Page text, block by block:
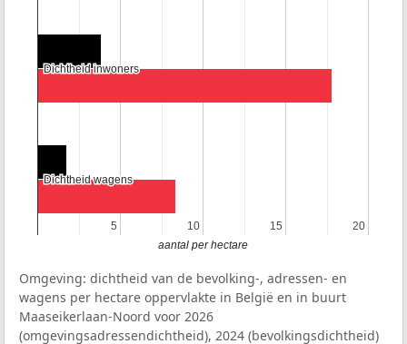
5
5 10
10 15
15 20
20
Dichtheid inwoners
Dichtheid inwoners
Dichtheid wagens
Dichtheid wagens
aantal per hectare
Omgeving: dichtheid van de bevolking-, adressen- en
wagens per hectare oppervlakte in België en in buurt
Maaseikerlaan-Noord voor 2026
(omgevingsadressendichtheid), 2024 (bevolkingsdichtheid)